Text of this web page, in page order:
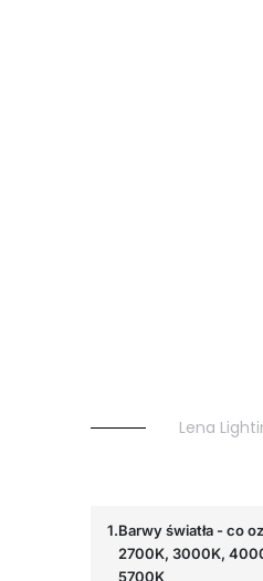
Lena
Barwy światła - co
2700K, 3000K,
5700K